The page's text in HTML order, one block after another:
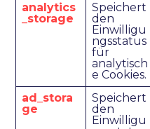
analytics
_storage
Speichert
den
Einwilligu
ngsstatus
für
analytisch
e Cookies.
ad_stora
ge
Speichert
den
Einwilligu